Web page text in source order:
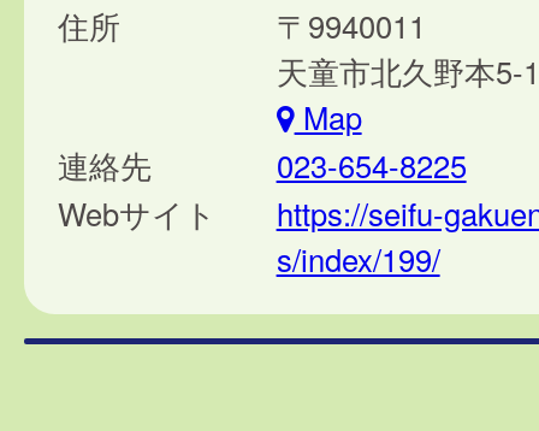
住所
〒9940011
天童市北久野本5-
Map
連絡先
023-654-8225
Webサイト
https://seifu-
s/index/199/